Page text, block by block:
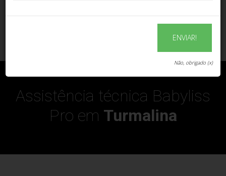
Assistência técnica Babyliss
Pro em Turmalina
ENVIAR!
Não, obrigado (x)